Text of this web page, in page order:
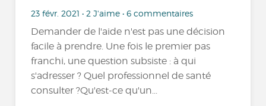
23 févr. 2021 • 2 J'aime • 6 commentaires
Demander de l'aide n'est pas une décision
facile à prendre. Une fois le premier pas
franchi, une question subsiste : à qui
s'adresser ? Quel professionnel de santé
consulter ?Qu'est-ce qu'un...